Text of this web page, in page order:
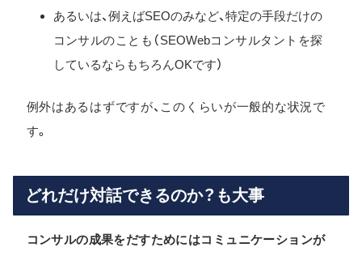
あるいは、例えばSEOのみなど、特定の手段だけの
コンサルのことも（SEOWebコンサルタントを探
しているならもちろんOKです）
例外はあるはずですが、このくらいが一般的な状況で
す。
どれだけ対話できるのか？も大事
コンサルの成果をだすためにはコミュニケーションが